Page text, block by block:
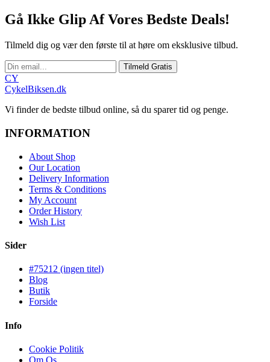
Gå Ikke Glip Af Vores Bedste Deals!
Tilmeld dig og vær den første til at høre om eksklusive tilbud.
Tilmeld Gratis
CY
CykelBiksen.dk
Vi finder de bedste tilbud online, så du sparer tid og penge.
INFORMATION
About Shop
Our Location
Delivery Information
Terms & Conditions
My Account
Order History
Wish List
Sider
#75212 (ingen titel)
Blog
Butik
Forside
Info
Cookie Politik
Om Os